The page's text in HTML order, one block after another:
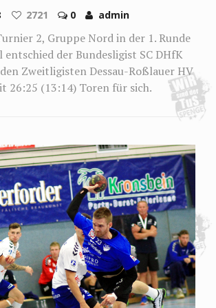
2721 0 admin
2, Gruppe Nord in der 1. Runde
entschied der Bundesligist SC DHfK
Zweitligisten Dessau-Roßlauer HV
26:25 (13:14) Toren für sich.